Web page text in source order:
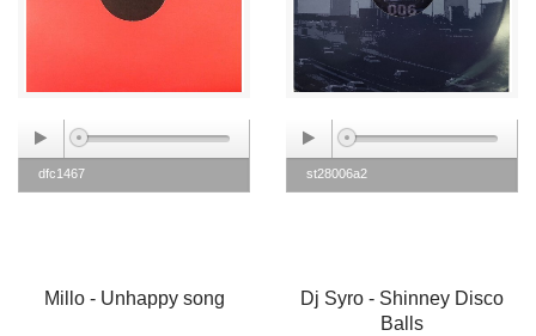
dfc1467
Millo - Unhappy song
st28006a2
Dj Syro - Shinney Disco
Balls